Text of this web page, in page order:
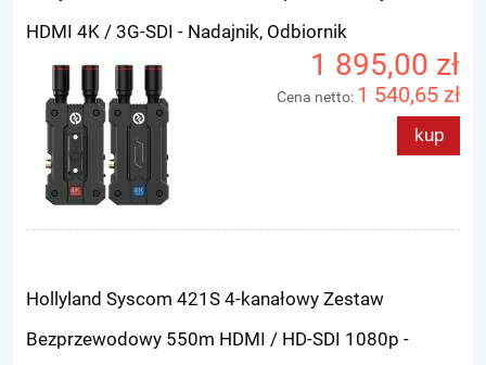
HDMI 4K / 3G-SDI - Nadajnik, Odbiornik
1 895,00 zł
Cena netto: 1 540,65 zł
kup
Hollyland Syscom 421S 4-kanałowy Zestaw
Bezprzewodowy 550m HDMI / HD-SDI 1080p -